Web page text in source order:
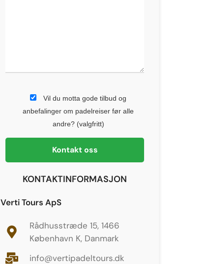
Vil du motta gode tilbud og
anbefalinger om padelreiser før alle
andre? (valgfritt)
KONTAKTINFORMASJON
Verti Tours ApS
Rådhusstræde 15, 1466
København K, Danmark
info@vertipadeltours.dk